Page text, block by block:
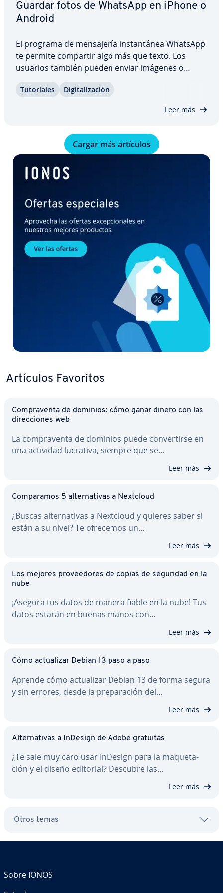
Guardar fotos de WhatsApp en iPhone o
Android
El programa de me­n­sa­je­ría in­s­ta­n­tá­nea WhatsApp
te permite compartir algo más que texto. Los
usuarios también pueden enviar imágenes o
imágenes pueden guardarse au­to­má­ti­ca­me­n­te o
Tu­to­ria­les Di­gi­ta­li­za­ción
Leer más
Cargar más artículos
Artículos Favoritos
Co­m­pra­ve­n­ta de dominios: cómo ganar dinero con las
di­re­c­cio­nes web
La co­m­pra­ve­n­ta de dominios puede co­n­ve­r­ti­r­se en
una actividad lucrativa, siempre que se…
Leer más
Co­m­pa­ra­mos 5 al­te­r­na­ti­vas a Nextcloud
¿Buscas al­te­r­na­ti­vas a Nextcloud y quieres saber si
están a su nivel? Te ofrecemos un…
Leer más
Los mejores pro­vee­do­res de copias de seguridad en la
nube
¡Asegura tus datos de manera fiable en la nube! Tus
datos estarán en buenas manos con…
Leer más
Cómo ac­tua­li­zar Debian 13 paso a paso
Aprende cómo ac­tua­li­zar Debian 13 de forma segura
y sin errores, desde la pre­pa­ra­ción del…
Leer más
Al­te­r­na­ti­vas a InDesign de Adobe gratuitas
¿Te sale muy caro usar InDesign para la ma­que­ta­
ción y el diseño editorial? Descubre las…
Leer más
Otros temas
Sobre IONOS